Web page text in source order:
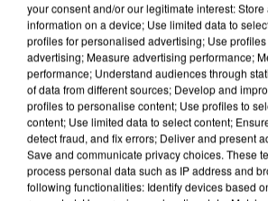
L’UN DES FONDATEURS
MAFIA INTERPELLÉ EN ALGÉRIE
your consent and/or our legitimate interest:
information on a device; Use limited data to
profiles for personalised advertising; Use
advertising; Measure advertising performance;
performance; Understand audiences through
of data from different sources; Develop and
profiles to personalise content; Use profiles to
content; Use limited data to select content;
detect fraud, and fix errors; Deliver and present
Save and communicate privacy choices. These
process personal data such as IP address and
following functionalities: Identify devices based